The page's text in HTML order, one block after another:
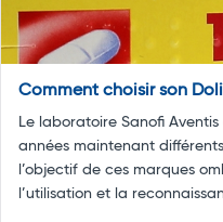
Comment choisir son
Le laboratoire Sanofi
années maintenant
l’objectif de ces marques
l’utilisation et la